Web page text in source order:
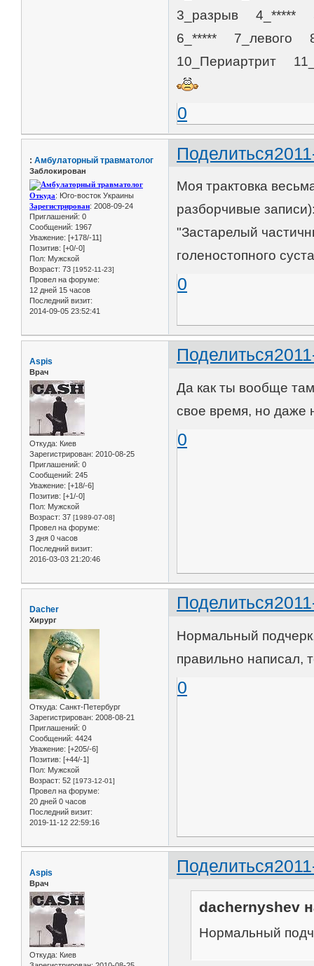
3_разрыв 4_*****
6_***** 7_левого
10_Периартрит
0
Поделиться
: Амбулаторный травматолог
Заблокирован
Откуда: Юго-восток Украины
Зарегистрирован: 2008-09-24
Приглашений: 0
Сообщений: 1967
Уважение: [+178/-11]
Позитив: [+0/-0]
Пол: Мужской
Возраст: 73 [1952-11-23]
Провел на форуме:
12 дней 15 часов
Последний визит:
2014-09-05 23:52:41
Моя трактовка
разборчивые
"Застарелый
голеностопного
0
Поделиться
Aspis
Врач
Откуда: Киев
Зарегистрирован: 2010-08-25
Приглашений: 0
Сообщений: 245
Уважение: [+18/-6]
Позитив: [+1/-0]
Пол: Мужской
Возраст: 37 [1989-07-08]
Провел на форуме:
3 дня 0 часов
Последний визит:
2016-03-03 21:20:46
Да как ты вообще
свое время, но даже
0
Поделиться
Dacher
Хирург
Откуда: Санкт-Петербург
Зарегистрирован: 2008-08-21
Приглашений: 0
Сообщений: 4424
Уважение: [+205/-6]
Позитив: [+44/-1]
Пол: Мужской
Возраст: 52 [1973-12-01]
Провел на форуме:
20 дней 0 часов
Последний визит:
2019-11-12 22:59:16
Нормальный
правильно написал,
0
Поделиться
Aspis
Врач
Откуда: Киев
dachernyshev
Нормальный